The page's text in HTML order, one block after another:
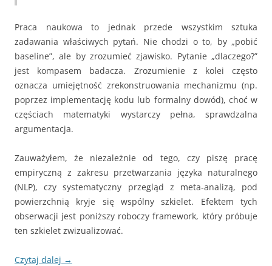
Praca naukowa to jednak przede wszystkim sztuka
zadawania właściwych pytań. Nie chodzi o to, by „pobić
baseline”, ale by zrozumieć zjawisko. Pytanie „dlaczego?”
jest kompasem badacza. Zrozumienie z kolei często
oznacza umiejętność zrekonstruowania mechanizmu (np.
poprzez implementację kodu lub formalny dowód), choć w
częściach matematyki wystarczy pełna, sprawdzalna
argumentacja.
Zauważyłem, że niezależnie od tego, czy piszę pracę
empiryczną z zakresu przetwarzania języka naturalnego
(NLP), czy systematyczny przegląd z meta‑analizą, pod
powierzchnią kryje się wspólny szkielet. Efektem tych
obserwacji jest poniższy roboczy framework, który próbuje
ten szkielet zwizualizować.
Czytaj dalej →